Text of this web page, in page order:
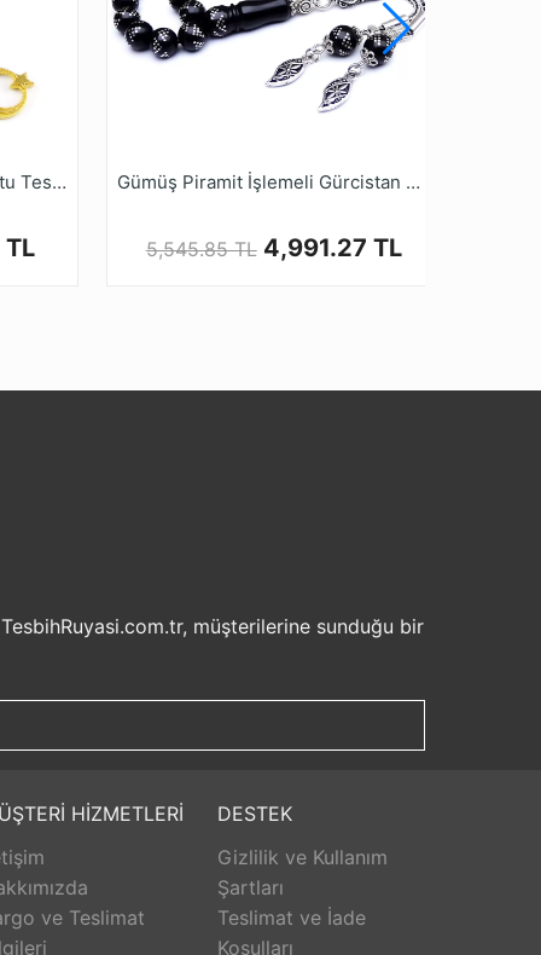
Bileklik Boy Karpuz Dilimli Oltu Tesbih
TL
Gümüş Piramit İşlemeli Gürcistan Oltu Tesbih
5,545.85 TL 4,991.27 TL
müşterilerine sunduğu bir
deneyiminizi keyifli hale getirebilirsiniz.
ürünü beğenmez veya istediğiniz gibi
olmadan istediğiniz ürünü seçebilirsiniz.
sunar. Ürünlerle ilgili herhangi bir sorun
her aşamasında destek alabilirsiniz.
keyifli bir alışveriş yapabilirsiniz.
HİZMETLERİ
ve Teslimat
DESTEK
Gizlilik ve Kullanım
Şartları
Teslimat ve İade
Koşulları